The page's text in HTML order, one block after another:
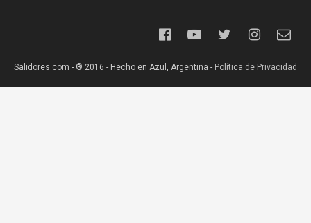
Salidores.com - ® 2016 - Hecho en Azul, Argentina - Política de Privacidad